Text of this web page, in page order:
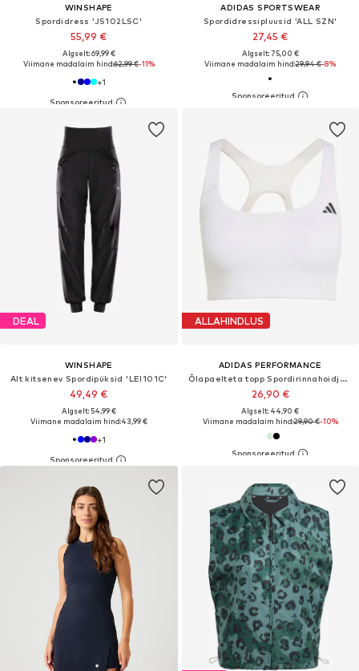
WINSHAPE
Spordidress 'JS102LSC'
55,99 €
Algselt: 69,99 €
Viimane madalaim hind:62,99 €-11%
+1
ADIDAS SPORTSWEAR
Spordidressipluusid 'ALL SZN'
27,45 €
Algselt: 75,00 €
Viimane madalaim hind:29,94 €-8%
DEAL
WINSHAPE
Alt kitsenev Spordipüksid 'LEI101C'
49,49 €
Algselt: 54,99 €
Viimane madalaim hind:43,99 €
+1
ALLAHINDLUS
ADIDAS PERFORMANCE
Õlapaelteta topp Spordirinnahoidja 'Optime'
26,90 €
Algselt: 44,90 €
Viimane madalaim hind:29,90 €-10%